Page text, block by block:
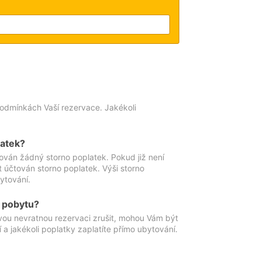
Vaší rezervace. Jakékoli
žádný storno poplatek. Pokud již není
účtován storno poplatek. Výši storno
nevratnou rezervaci zrušit, mohou Vám být
jakékoli poplatky zaplatíte přímo ubytování.